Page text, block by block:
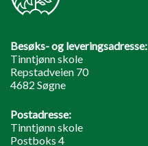
Besøks- og leveringsadresse:
Tinntjønn skole
Repstadveien 70
4682 Søgne
Postadresse:
Tinntjønn skole
Postboks 4